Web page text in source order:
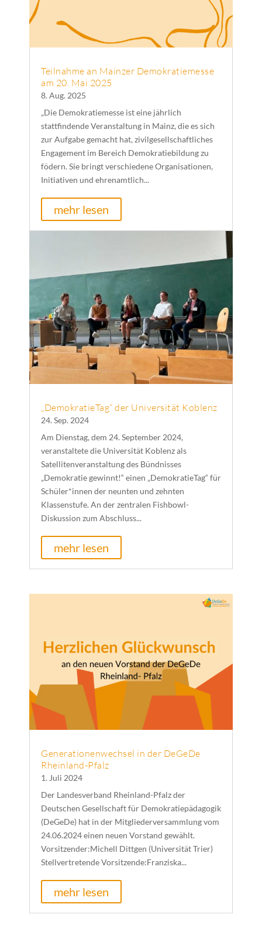
Teilnahme an Mainzer Demokratiemesse
am 20. Mai 2025
8. Aug. 2025
„Die Demokratiemesse ist eine jährlich
stattfindende Veranstaltung in Mainz, die es sich
zur Aufgabe gemacht hat, zivilgesellschaftliches
Engagement im Bereich Demokratiebildung zu
födern. Sie bringt verschiedene Organisationen,
Initiativen und ehrenamtlich...
mehr lesen
„DemokratieTag“ der Universität Koblenz
24. Sep. 2024
Am Dienstag, dem 24. September 2024,
veranstaltete die Universität Koblenz als
Satellitenveranstaltung des Bündnisses
„Demokratie gewinnt!“ einen „DemokratieTag“ für
Schüler*innen der neunten und zehnten
Klassenstufe. An der zentralen Fishbowl-
Diskussion zum Abschluss...
mehr lesen
Generationenwechsel in der DeGeDe
Rheinland-Pfalz
1. Juli 2024
Der Landesverband Rheinland-Pfalz der
Deutschen Gesellschaft für Demokratiepädagogik
(DeGeDe) hat in der Mitgliederversammlung vom
24.06.2024 einen neuen Vorstand gewählt.
Vorsitzender:Michell Dittgen (Universität Trier)
Stellvertretende Vorsitzende:Franziska...
mehr lesen